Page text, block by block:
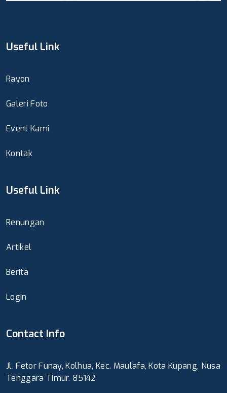
Useful Link
Rayon
Galeri Foto
Event Kami
Kontak
Useful Link
Renungan
Artikel
Berita
Login
Contact Info
Jl. Fetor Funay, Kolhua, Kec. Maulafa, Kota Kupang, Nusa
Tenggara Timur. 85142